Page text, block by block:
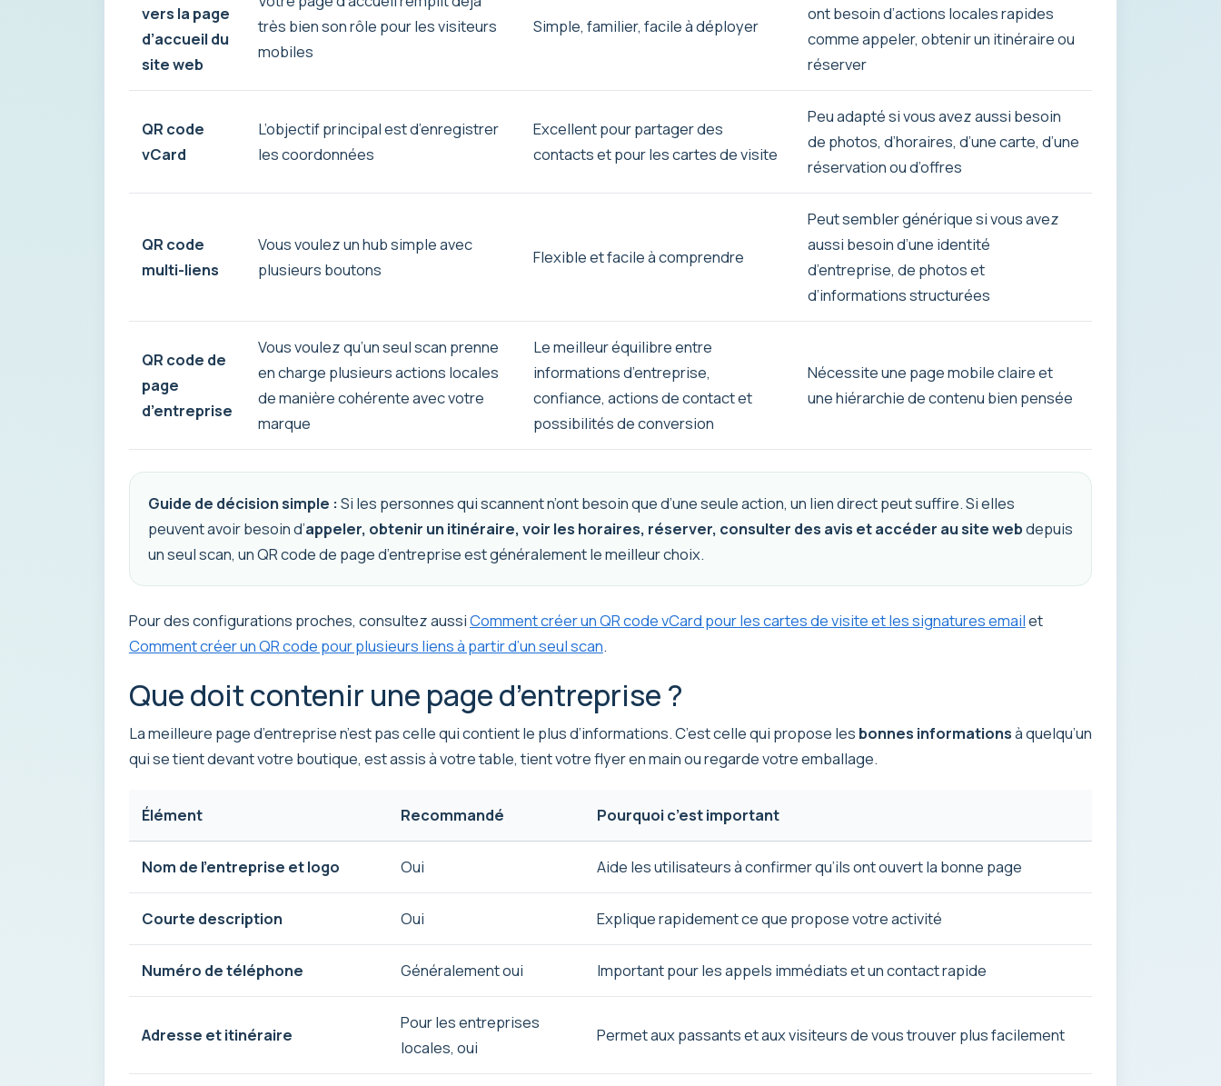
vers la page
d’accueil du
site web
très bien son rôle pour les visiteurs
mobiles
Simple, familier, facile à déployer
ont besoin d’actions locales rapides
comme appeler, obtenir un itinéraire ou
réserver
QR code
vCard
L’objectif principal est d’enregistrer
les coordonnées
Excellent pour partager des
contacts et pour les cartes de visite
Peu adapté si vous avez aussi besoin
de photos, d’horaires, d’une carte, d’une
réservation ou d’offres
QR code
multi-liens
Vous voulez un hub simple avec
plusieurs boutons
Flexible et facile à comprendre
Peut sembler générique si vous avez
aussi besoin d’une identité
d’entreprise, de photos et
d’informations structurées
QR code de
page
d’entreprise
Vous voulez qu’un seul scan prenne
en charge plusieurs actions locales
de manière cohérente avec votre
marque
Le meilleur équilibre entre
informations d’entreprise,
confiance, actions de contact et
possibilités de conversion
Nécessite une page mobile claire et
une hiérarchie de contenu bien pensée
Guide de décision simple : Si les personnes qui scannent n’ont besoin que d’une seule action, un lien direct peut suffire. Si elles
peuvent avoir besoin d’appeler, obtenir un itinéraire, voir les horaires, réserver, consulter des avis et accéder au site webdepuis
un seul scan, un QR code de page d’entreprise est généralement le meilleur choix.
Pour des configurations proches, consultez aussiComment créer un QR code vCard pour les cartes de visite et les signatures emailet
Comment créer un QR code pour plusieurs liens à partir d’un seul scan.
Que doit contenir une page d’entreprise ?
La meilleure page d’entreprise n’est pas celle qui contient le plus d’informations. C’est celle qui propose les bonnes informationsà quelqu’un
qui se tient devant votre boutique, est assis à votre table, tient votre flyer en main ou regarde votre emballage.
Élément Recommandé Pourquoi c’est important
Nom de l’entreprise et logo Oui Aide les utilisateurs à confirmer qu’ils ont ouvert la bonne page
Courte description Oui Explique rapidement ce que propose votre activité
Numéro de téléphone Généralement oui Important pour les appels immédiats et un contact rapide
Adresse et itinéraire
Pour les entreprises
locales, oui
Permet aux passants et aux visiteurs de vous trouver plus facilement